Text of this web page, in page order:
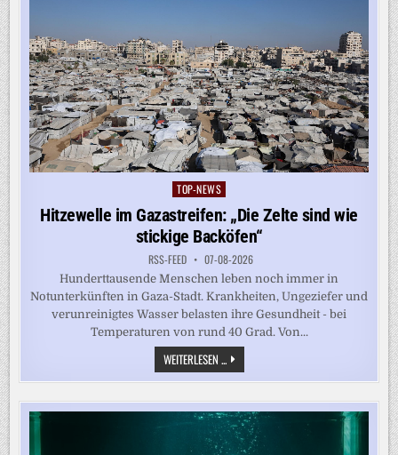
Posted
TOP-NEWS
Hitzewelle im Gazastreifen: „Die Zelte sind wie
stickige Backöfen“
RSS-FEED 07-08-2026
Hunderttausende Menschen leben noch immer in
Notunterkünften in Gaza-Stadt. Krankheiten, Ungeziefer und
verunreinigtes Wasser belasten ihre Gesundheit - bei
Temperaturen von rund 40 Grad. Von...
WEITERLESEN ... HITZEWELLE
IM
GAZASTREIFEN:
ZELTE
SIND
WIE
STICKIGE
BACKÖFEN“